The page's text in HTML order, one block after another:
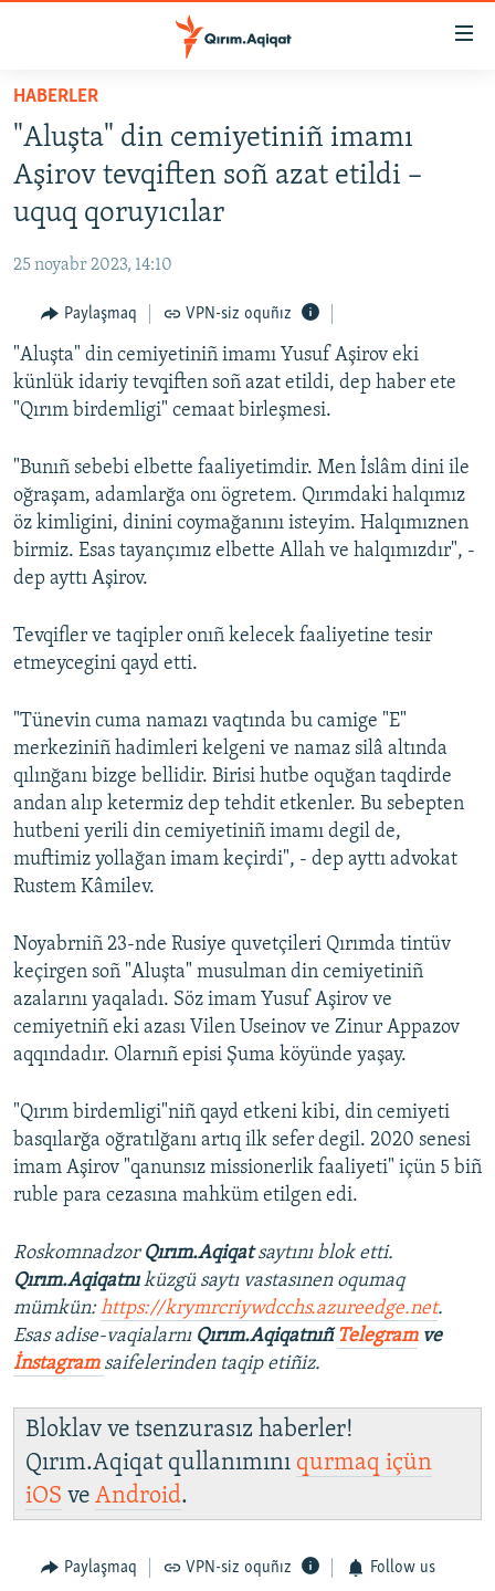
Esas
qaytmaq
Baş
navigatsiyağa
qaytmaq
Qıdıruvğa
qaytmaq
HABERLER
SİYASET
İQTİSADİYAT
MEDENİYET
İNSAN AQLARI
VİDEO
SÜRET
FİKİR
Русский
Українською
QOŞULIÑIZ!
RFE/RS bütün saytları
HABERLER
"Aluşta" din cemiyetiniñ imamı
Aşirov tevqiften soñ azat etildi –
uquq qoruyıcılar
25 noyabr 2023, 14:10
Paylaşmaq VPN-siz oquñız
"Aluşta" din cemiyetiniñ imamı Yusuf Aşirov eki
künlük idariy tevqiften soñ azat etildi, dep haber ete
"Qırım birdemligi" cemaat birleşmesi.
"Bunıñ sebebi elbette faaliyetimdir. Men İslâm dini ile
oğraşam, adamlarğa onı ögretem. Qırımdaki halqımız
öz kimligini, dinini coymağanını isteyim. Halqımıznen
birmiz. Esas tayançımız elbette Allah ve halqımızdır", -
dep ayttı Aşirov.
Tevqifler ve taqipler onıñ kelecek faaliyetine tesir
etmeycegini qayd etti.
"Tünevin cuma namazı vaqtında bu camige "E"
merkeziniñ hadimleri kelgeni ve namaz silâ altında
qılınğanı bizge bellidir. Birisi hutbe oquğan taqdirde
andan alıp ketermiz dep tehdit etkenler. Bu sebepten
hutbeni yerili din cemiyetiniñ imamı degil de,
muftimiz yollağan imam keçirdi", - dep ayttı advokat
Rustem Kâmilev.
Noyabrniñ 23-nde Rusiye quvetçileri Qırımda tintüv
keçirgen soñ "Aluşta" musulman din cemiyetiniñ
azalarını yaqaladı. Söz imam Yusuf Aşirov ve
cemiyetniñ eki azası Vilen Useinov ve Zinur Appazov
aqqındadır. Olarnıñ episi Şuma köyünde yaşay.
"Qırım birdemligi"niñ qayd etkeni kibi, din cemiyeti
basqılarğa oğratılğanı artıq ilk sefer degil. 2020 senesi
imam Aşirov "qanunsız missionerlik faaliyeti" içün 5 biñ
ruble para cezasına mahküm etilgen edi.
Roskomnadzor Qırım.Aqiqatsaytını blok etti.
Qırım.Aqiqatnıküzgü saytı vastasınen oqumaq
mümkün:https://krymrcriywdcchs.azureedge.net.
Esas adise-vaqialarnı Qırım.AqiqatnıñTelegramve
İnstagram saifelerinden taqip etiñiz.
Bloklav ve tsenzurasız haberler!
Qırım.Aqiqat qullanımını qurmaq içün
iOS ve Android.
Paylaşmaq VPN-siz oquñız Follow us